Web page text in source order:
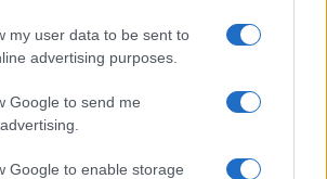
my user data to be sent to
advertising purposes.
Google to send me
Google to enable storage
LETTO DEL MESE